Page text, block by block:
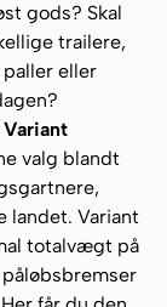
gods? Skal
trailere,
eller
Variant
valg blandt
landet. Variant
totalvægt på